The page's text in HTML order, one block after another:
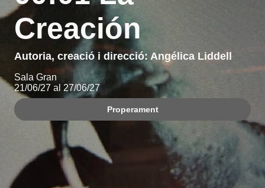
Creación
Autoria, creació i direcció: Angélica Liddell
Sala Gran
21/06/27 al 27/06/27
Properament